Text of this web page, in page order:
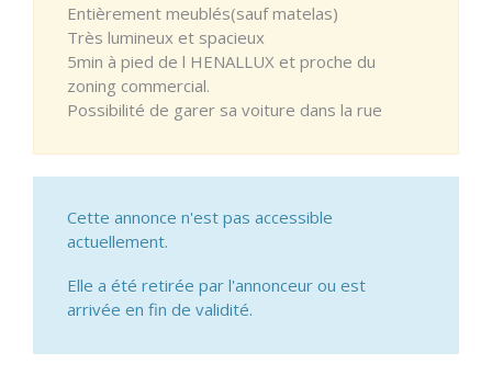
Entièrement meublés(sauf matelas)
Très lumineux et spacieux
5min à pied de l HENALLUX et proche du
zoning commercial.
Possibilité de garer sa voiture dans la rue
Cette annonce n'est pas accessible
actuellement.
Elle a été retirée par l'annonceur ou est
arrivée en fin de validité.